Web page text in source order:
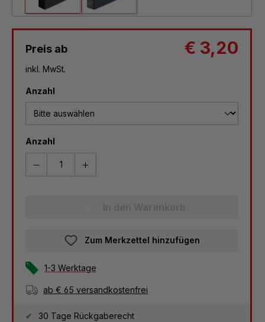
Preis ab € 3,20
inkl. MwSt.
Anzahl
Anzahl
Zum Merkzettel hinzufügen
1-3 Werktage
ab € 65 versandkostenfrei
30 Tage Rückgaberecht